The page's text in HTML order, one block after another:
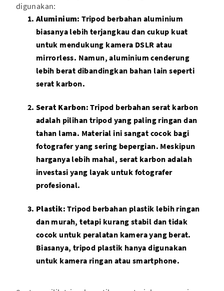
digunakan:
Aluminium: Tripod berbahan aluminium
biasanya lebih terjangkau dan cukup kuat
untuk mendukung kamera DSLR atau
mirrorless. Namun, aluminium cenderung
lebih berat dibandingkan bahan lain seperti
serat karbon.
Serat Karbon: Tripod berbahan serat karbon
adalah pilihan tripod yang paling ringan dan
tahan lama. Material ini sangat cocok bagi
fotografer yang sering bepergian. Meskipun
harganya lebih mahal, serat karbon adalah
investasi yang layak untuk fotografer
profesional.
Plastik: Tripod berbahan plastik lebih ringan
dan murah, tetapi kurang stabil dan tidak
cocok untuk peralatan kamera yang berat.
Biasanya, tripod plastik hanya digunakan
untuk kamera ringan atau smartphone.